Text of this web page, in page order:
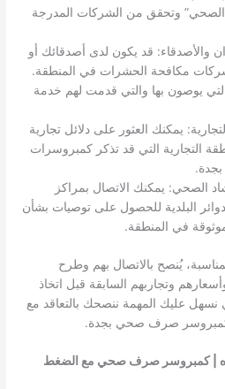
وتحقق من الشركات المدرجة
والأصدقاء: قد يكون لدى أصدقائك أو
مكافحة الحشرات في المنطقة.
يوصون بها والتي قدمت لهم خدمة
يمكنك العثور على دلائل تجارية
التجارية التي قد تذكر كمبروسرات
الصحي: يمكنك الاتصال بمراكز
البلدية للحصول على توصيات بشأن
في المنطقة.
يُنصح بالاتصال بهم وطرح
وتجاربهم السابقة قبل اتخاذ
نسهل عليك المهمة ننصحك بالتعاقد مع
كمبروسر صرف صحي بجدة.
| كمبروسر صرف صحي مع الضغط